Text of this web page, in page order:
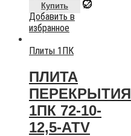
Купить
Добавить в
избранное
Плиты 1ПК
ПЛИТА
ПЕРЕКРЫТИЯ
1ПК 72-10-
12,5-АТV